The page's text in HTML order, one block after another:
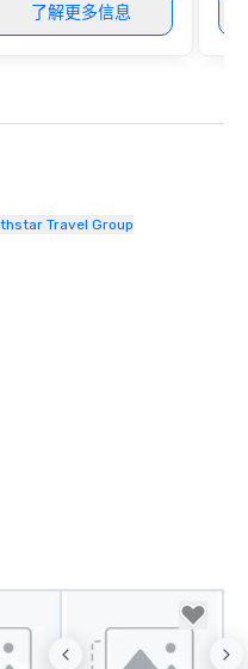
了解更多信息
Travel Group